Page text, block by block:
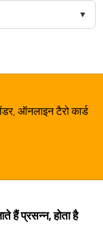
ऑनलाइन टैरो कार्ड
हैं प्रसन्न, होता है